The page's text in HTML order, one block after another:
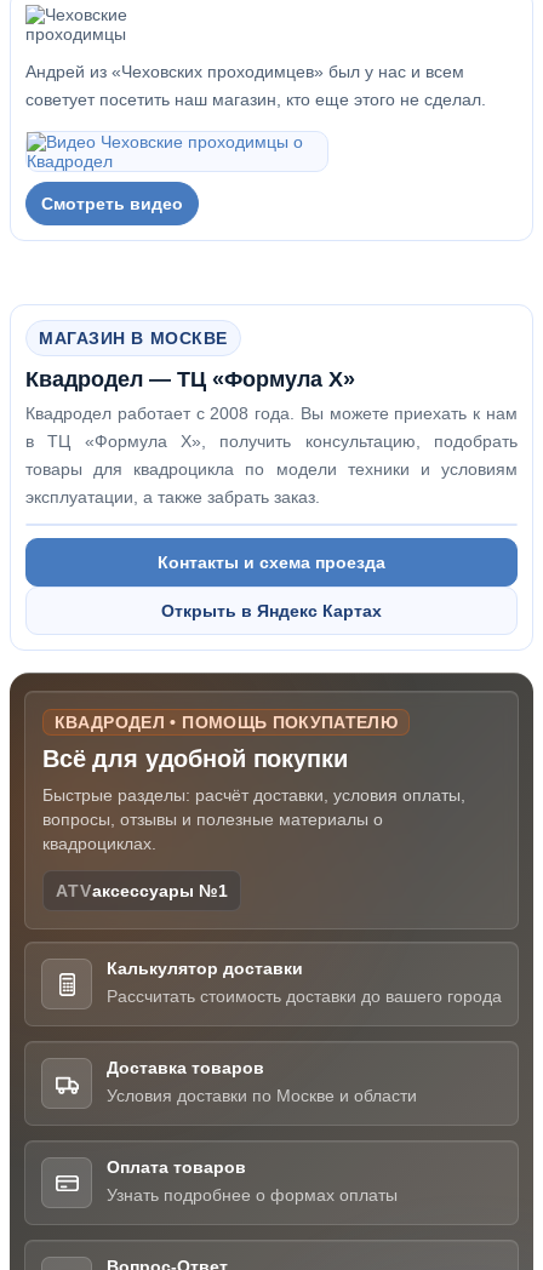
Андрей из «Чеховских проходимцев» был у нас и всем
советует посетить наш магазин, кто еще этого не сделал.
Смотреть видео
МАГАЗИН В МОСКВЕ
Квадродел — ТЦ «Формула Х»
Квадродел работает с 2008 года. Вы можете приехать к нам
в ТЦ «Формула Х», получить консультацию, подобрать
товары для квадроцикла по модели техники и условиям
эксплуатации, а также забрать заказ.
Контакты и схема проезда
Открыть в Яндекс Картах
КВАДРОДЕЛ • ПОМОЩЬ ПОКУПАТЕЛЮ
Всё для удобной покупки
Быстрые разделы: расчёт доставки, условия оплаты,
вопросы, отзывы и полезные материалы о
квадроциклах.
ATVаксессуары №1
Калькулятор доставки
Рассчитать стоимость доставки до вашего города
Доставка товаров
Условия доставки по Москве и области
Оплата товаров
Узнать подробнее о формах оплаты